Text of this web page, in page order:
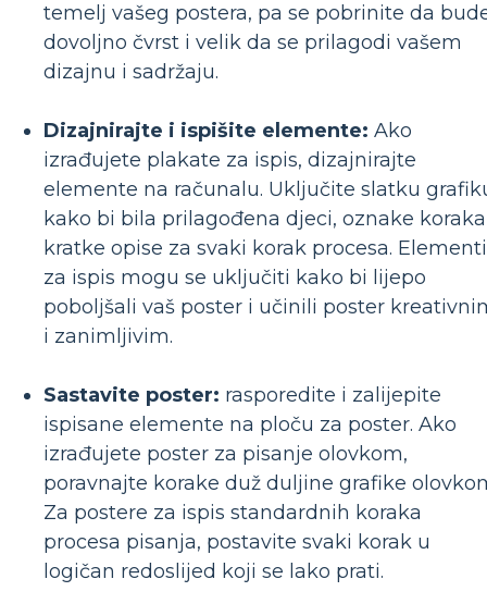
temelj vašeg postera, pa se pobrinite da
dovoljno čvrst i velik da se prilagodi vašem
dizajnu i sadržaju.
Dizajnirajte i ispišite elemente: Ako
izrađujete plakate za ispis, dizajnirajte
elemente na računalu. Uključite slatku
kako bi bila prilagođena djeci, oznake
kratke opise za svaki korak procesa. Elementi
za ispis mogu se uključiti kako bi lijepo
poboljšali vaš poster i učinili poster
i zanimljivim.
Sastavite poster: rasporedite i zalijepite
ispisane elemente na ploču za poster. Ako
izrađujete poster za pisanje olovkom,
poravnajte korake duž duljine grafike
Za postere za ispis standardnih koraka
procesa pisanja, postavite svaki korak u
logičan redoslijed koji se lako prati.